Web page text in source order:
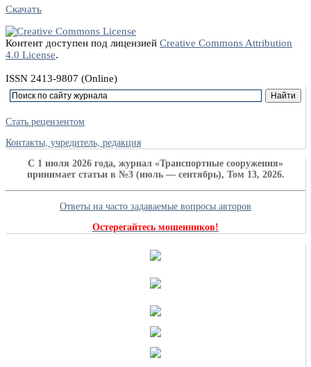
Скачать
Контент доступен под лицензией Creative Commons Attribution
4.0 License.
ISSN 2413-9807 (Online)
Стать рецензентом
Контакты, учредитель, редакция
C 1 июля 2026 года, журнал «Транспортные сооружения»
принимает статьи в №3 (июль — сентябрь), Том 13, 2026.
Ответы на часто задаваемые вопросы авторов
Остерегайтесь мошенников!